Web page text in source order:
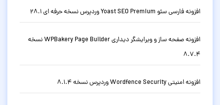
افزونه فارسی سئو Yoast SEO Premium وردپرس نسخه حرفه ای 28.1
افزونه صفحه ساز و ویرایشگر دیداری WPBakery Page Builder نسخه
8.7.4
افزونه امنیتی Wordfence Security وردپرس نسخه 8.1.4